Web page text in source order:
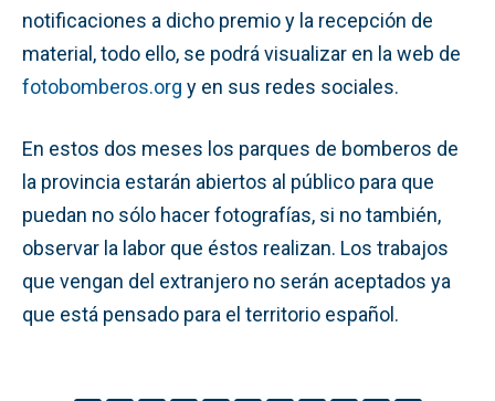
notificaciones a dicho premio y la recepción de
material, todo ello, se podrá visualizar en la web de
fotobomberos.org y en sus redes sociales.
En estos dos meses los parques de bomberos de
la provincia estarán abiertos al público para que
puedan no sólo hacer fotografías, si no también,
observar la labor que éstos realizan. Los trabajos
que vengan del extranjero no serán aceptados ya
que está pensado para el territorio español.